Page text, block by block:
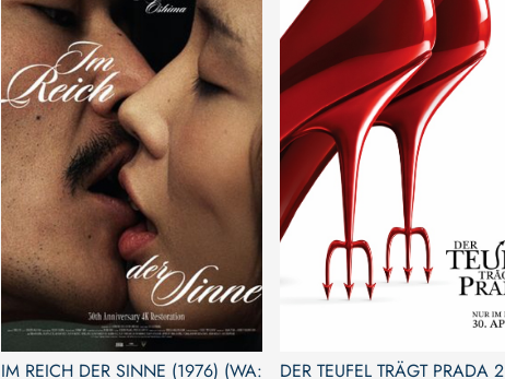
IM REICH DER SINNE (1976) (WA:
DER TEUFEL TRÄGT PRADA 2